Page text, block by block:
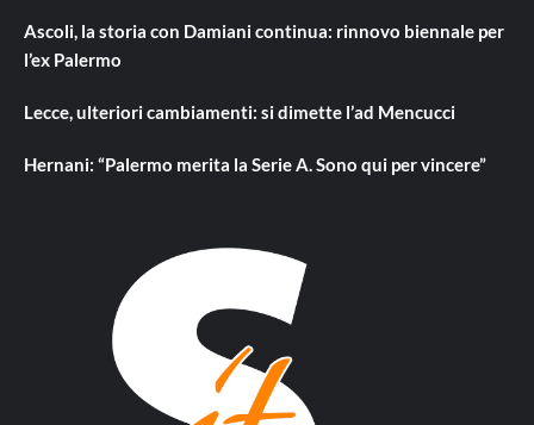
Ascoli, la storia con Damiani continua: rinnovo biennale per
l’ex Palermo
Lecce, ulteriori cambiamenti: si dimette l’ad Mencucci
Hernani: “Palermo merita la Serie A. Sono qui per vincere”